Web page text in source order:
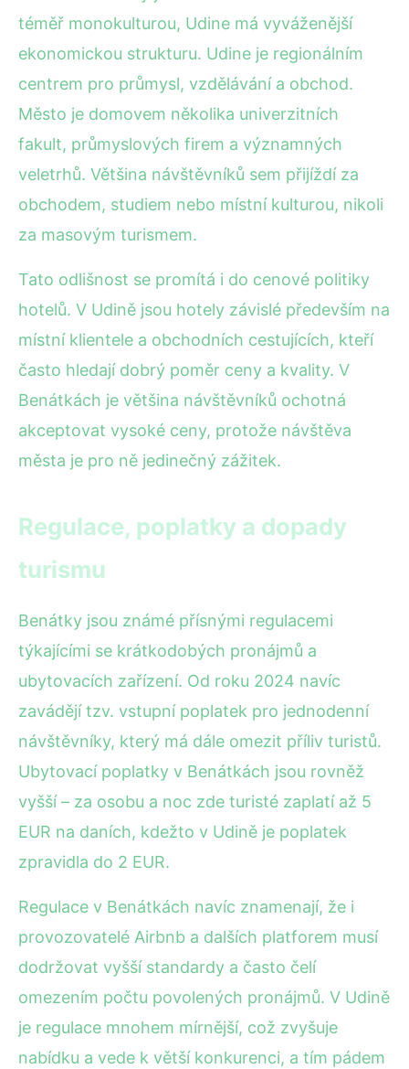
téměř monokulturou, Udine má vyváženější
ekonomickou strukturu. Udine je regionálním
centrem pro průmysl, vzdělávání a obchod.
Město je domovem několika univerzitních
fakult, průmyslových firem a významných
veletrhů. Většina návštěvníků sem přijíždí za
obchodem, studiem nebo místní kulturou, nikoli
za masovým turismem.
Tato odlišnost se promítá i do cenové politiky
hotelů. V Udině jsou hotely závislé především na
místní klientele a obchodních cestujících, kteří
často hledají dobrý poměr ceny a kvality. V
Benátkách je většina návštěvníků ochotná
akceptovat vysoké ceny, protože návštěva
města je pro ně jedinečný zážitek.
Regulace, poplatky a dopady
turismu
Benátky jsou známé přísnými regulacemi
týkajícími se krátkodobých pronájmů a
ubytovacích zařízení. Od roku 2024 navíc
zavádějí tzv. vstupní poplatek pro jednodenní
návštěvníky, který má dále omezit příliv turistů.
Ubytovací poplatky v Benátkách jsou rovněž
vyšší – za osobu a noc zde turisté zaplatí až 5
EUR na daních, kdežto v Udině je poplatek
zpravidla do 2 EUR.
Regulace v Benátkách navíc znamenají, že i
provozovatelé Airbnb a dalších platforem musí
dodržovat vyšší standardy a často čelí
omezením počtu povolených pronájmů. V Udině
je regulace mnohem mírnější, což zvyšuje
nabídku a vede k větší konkurenci, a tím pádem